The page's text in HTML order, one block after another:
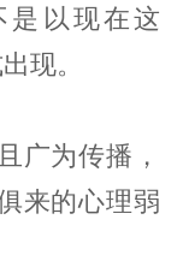
是以现在这
现。
广为传播，
来的心理弱